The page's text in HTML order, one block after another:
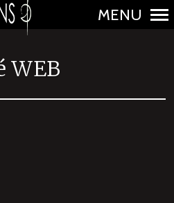
a
MENU
WEB